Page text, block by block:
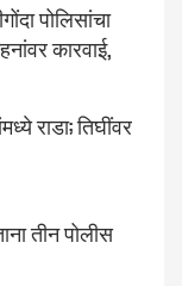
पोलिसांचा
कारवाई,
राडा; तिघींवर
तीन पोलीस